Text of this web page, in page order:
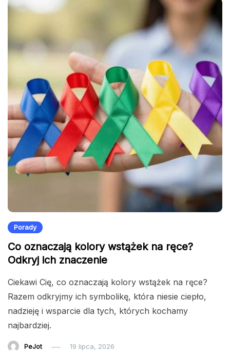
Porady
Co oznaczają kolory wstążek na ręce?
Odkryj ich znaczenie
Ciekawi Cię, co oznaczają kolory wstążek na ręce?
Razem odkryjmy ich symbolikę, która niesie ciepło,
nadzieję i wsparcie dla tych, których kochamy
najbardziej.
PeJot 19 lipca, 2026